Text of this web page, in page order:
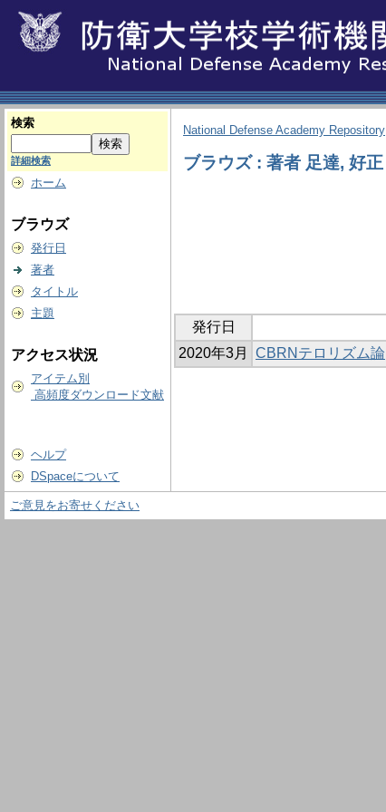
検索
詳細検索
ホーム
ブラウズ
発行日
著者
タイトル
主題
アクセス状況
アイテム別
高頻度ダウンロード文献
ヘルプ
DSpaceについて
National Defense Academy Repository
ブラウズ : 著者 足達, 好正
発行日
2020年3月
CBRNテロリズム論
ご意見をお寄せください